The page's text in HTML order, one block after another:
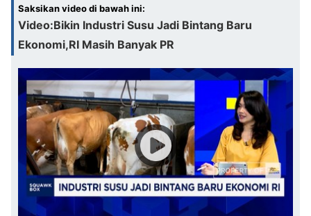
Saksikan video di bawah ini:
Video:Bikin Industri Susu Jadi Bintang Baru
Ekonomi,RI Masih Banyak PR